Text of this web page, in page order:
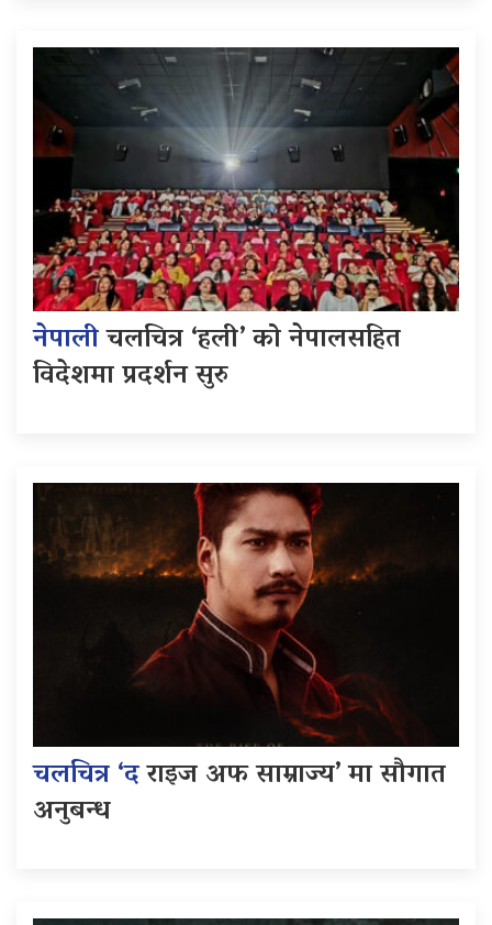
नेपालीचलचित्र ‘हली’ को नेपालसहित
विदेशमा प्रदर्शन सुरु
चलचित्र ‘दराइज अफ साम्राज्य’ मा सौगात
अनुबन्ध